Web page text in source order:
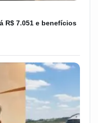
R$ 7.051 e benefícios